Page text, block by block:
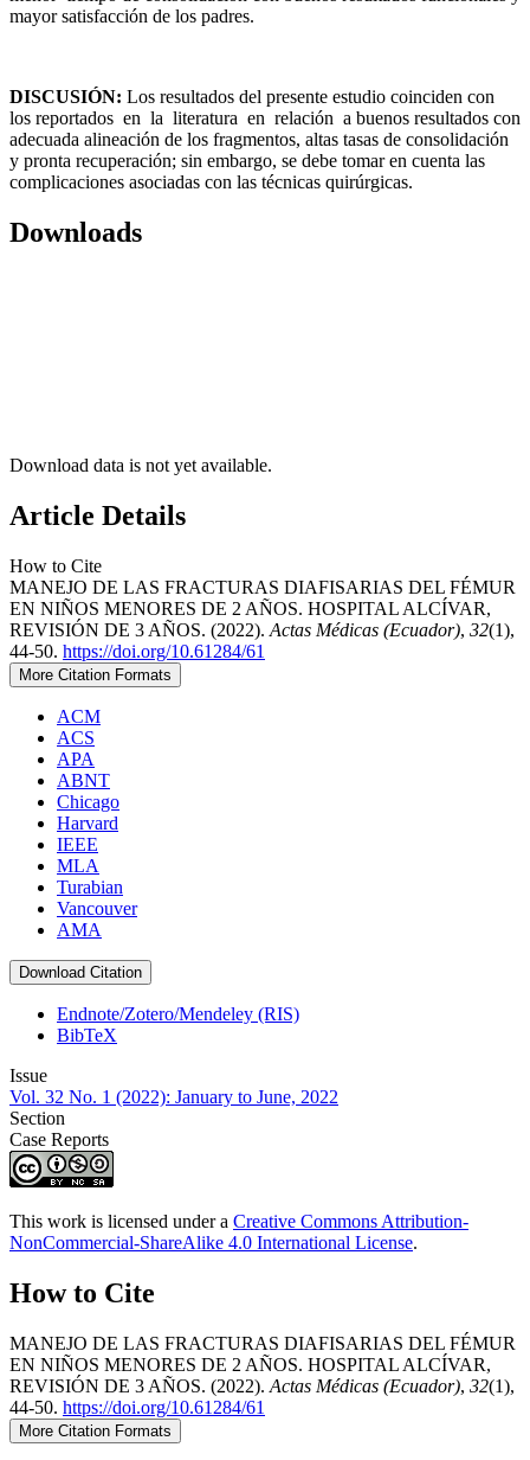
mayor satisfacción de los padres.
DISCUSIÓN: Los resultados del presente estudio coinciden con
los reportados en la literatura en relación a buenos resultados con
adecuada alineación de los fragmentos, altas tasas de consolidación
y pronta recuperación; sin embargo, se debe tomar en cuenta las
complicaciones asociadas con las técnicas quirúrgicas.
Downloads
Download data is not yet available.
Article Details
How to Cite
MANEJO DE LAS FRACTURAS DIAFISARIAS DEL FÉMUR
EN NIÑOS MENORES DE 2 AÑOS. HOSPITAL ALCÍVAR,
REVISIÓN DE 3 AÑOS. (2022). Actas Médicas (Ecuador), 32(1),
44-50. https://doi.org/10.61284/61
More Citation Formats
ACM
ACS
APA
ABNT
Chicago
Harvard
IEEE
MLA
Turabian
Vancouver
AMA
Download Citation
Endnote/Zotero/Mendeley (RIS)
BibTeX
Issue
Vol. 32 No. 1 (2022): January to June, 2022
Section
Case Reports
This work is licensed under a Creative Commons Attribution-
NonCommercial-ShareAlike 4.0 International License.
How to Cite
MANEJO DE LAS FRACTURAS DIAFISARIAS DEL FÉMUR
EN NIÑOS MENORES DE 2 AÑOS. HOSPITAL ALCÍVAR,
REVISIÓN DE 3 AÑOS. (2022). Actas Médicas (Ecuador), 32(1),
44-50. https://doi.org/10.61284/61
More Citation Formats